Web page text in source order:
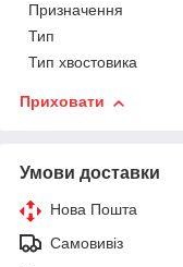
Призначення
Тип
Тип хвостовика
Приховати
Умови доставки
Нова Пошта
Самовивіз